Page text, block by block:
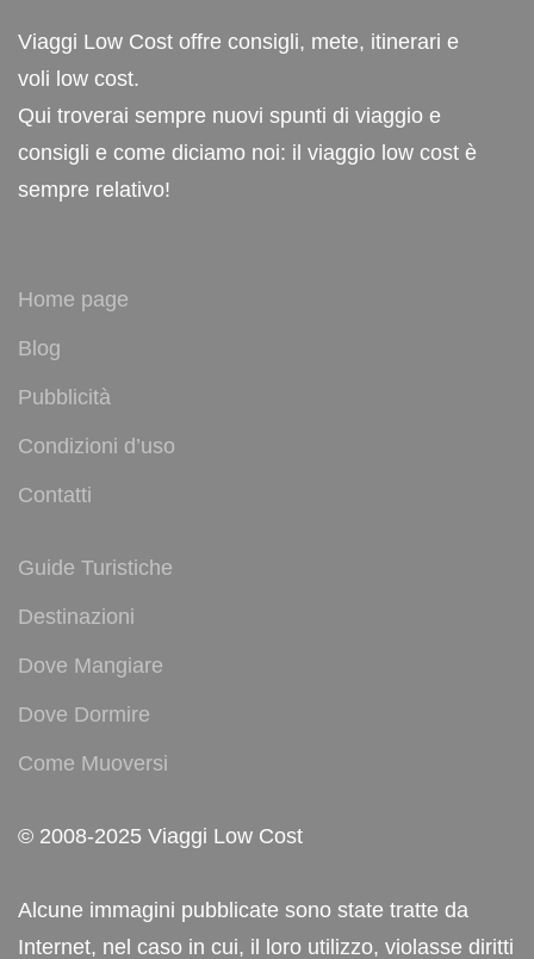
Viaggi Low Cost offre consigli, mete, itinerari e
voli low cost.
Qui troverai sempre nuovi spunti di viaggio e
consigli e come diciamo noi: il viaggio low cost è
sempre relativo!
Home page
Blog
Pubblicità
Condizioni d’uso
Contatti
Guide Turistiche
Destinazioni
Dove Mangiare
Dove Dormire
Come Muoversi
© 2008-2025 Viaggi Low Cost
Alcune immagini pubblicate sono state tratte da
Internet, nel caso in cui, il loro utilizzo, violasse diritti